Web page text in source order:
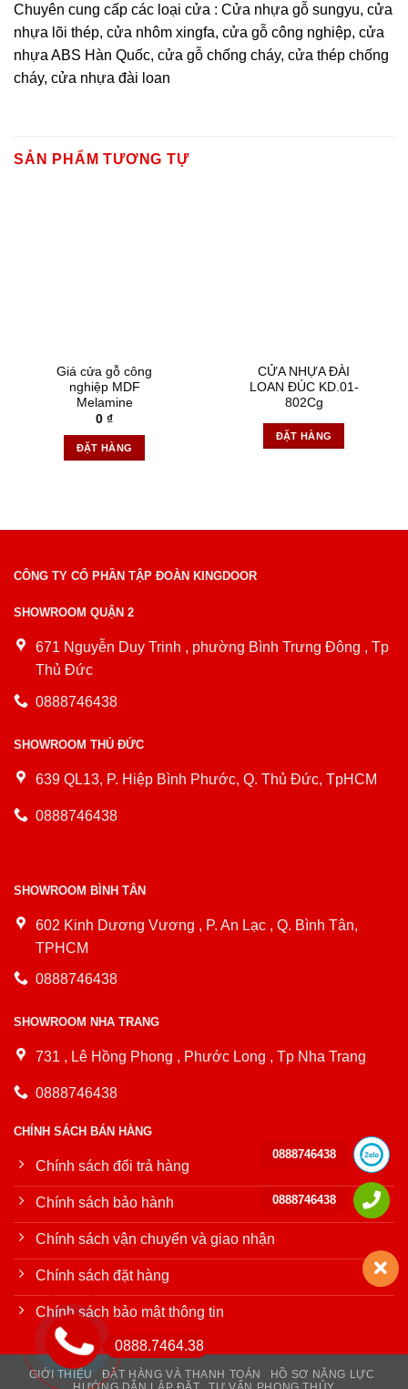
Chuyên cung cấp các loại cửa : Cửa nhựa gỗ sungyu, cửa
nhựa lõi thép, cửa nhôm xingfa, cửa gỗ công nghiệp, cửa
nhựa ABS Hàn Quốc, cửa gỗ chống cháy, cửa thép chống
cháy, cửa nhựa đài loan
SẢN PHẨM TƯƠNG TỰ
Giá cửa gỗ công
nghiệp MDF
Melamine
0 ₫
ĐẶT HÀNG
CỬA NHỰA ĐÀI
LOAN ĐÚC KD.01-
802Cg
ĐẶT HÀNG
CÔNG TY CỔ PHẦN TẬP ĐOÀN KINGDOOR
SHOWROOM QUẬN 2
671 Nguyễn Duy Trinh , phường Bình Trưng Đông , Tp
Thủ Đức
0888746438
SHOWROOM THỦ ĐỨC
639 QL13, P. Hiệp Bình Phước, Q. Thủ Đức, TpHCM
0888746438
SHOWROOM BÌNH TÂN
602 Kinh Dương Vương , P. An Lạc , Q. Bình Tân,
TPHCM
0888746438
SHOWROOM NHA TRANG
731 , Lê Hồng Phong , Phước Long , Tp Nha Trang
0888746438
CHÍNH SÁCH BÁN HÀNG
Chính sách đổi trả hàng
Chính sách bảo hành
Chính sách vận chuyển và giao nhận
Chính sách đặt hàng
Chính sách bảo mật thông tin
GIỚI THIỆU ĐẶT HÀNG VÀ THANH TOÁN
HỒ SƠ NĂNG LỰC
0888.7464.38
0888746438
0888746438